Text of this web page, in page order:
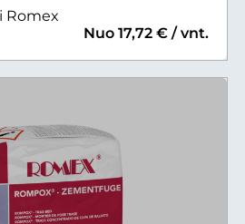
Romex
Nuo 17,72 € / vnt.